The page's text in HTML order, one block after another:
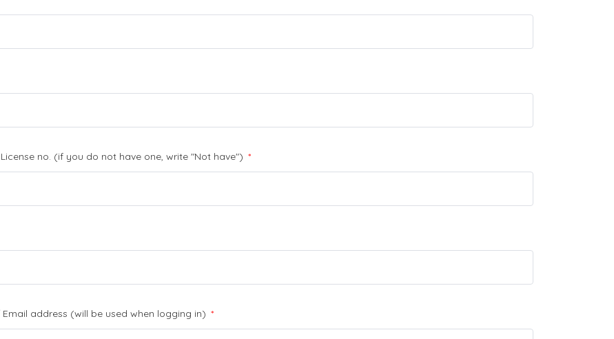
no. (if you do not have one, write "Not have") *
address (will be used when logging in) *